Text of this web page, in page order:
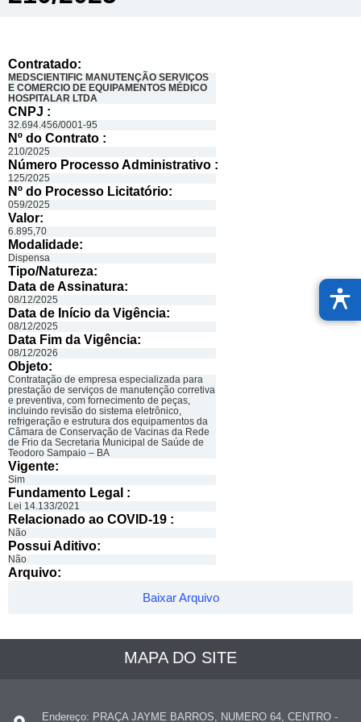
Contratado:
MEDSCIENTIFIC MANUTENÇÃO SERVIÇOS
E COMERCIO DE EQUIPAMENTOS MÉDICO
HOSPITALAR LTDA
CNPJ :
32.694.456/0001-95
Nº do Contrato :
210/2025
Número Processo Administrativo :
125/2025
Nº do Processo Licitatório:
059/2025
Valor:
6.895,70
Modalidade:
Dispensa
Tipo/Natureza:
Data de Assinatura:
08/12/2025
Data de Início da Vigência:
08/12/2025
Data Fim da Vigência:
08/12/2026
Objeto:
Contratação de empresa especializada para
prestação de serviços de manutenção corretiva
e preventiva, com fornecimento de peças,
incluindo revisão do sistema eletrônico,
refrigeração e estrutura dos equipamentos da
Câmara de Conservação de Vacinas da Rede
de Frio da Secretaria Municipal de Saúde de
Teodoro Sampaio – BA
Vigente:
Sim
Fundamento Legal :​
Lei 14.133/2021
Relacionado ao COVID-19 :​
Não
Possui Aditivo:​
Não
Arquivo:
Baixar Arquivo
MAPA DO SITE
Endereço: PRAÇA JAYME BARROS, NUMERO 64, CENTRO -